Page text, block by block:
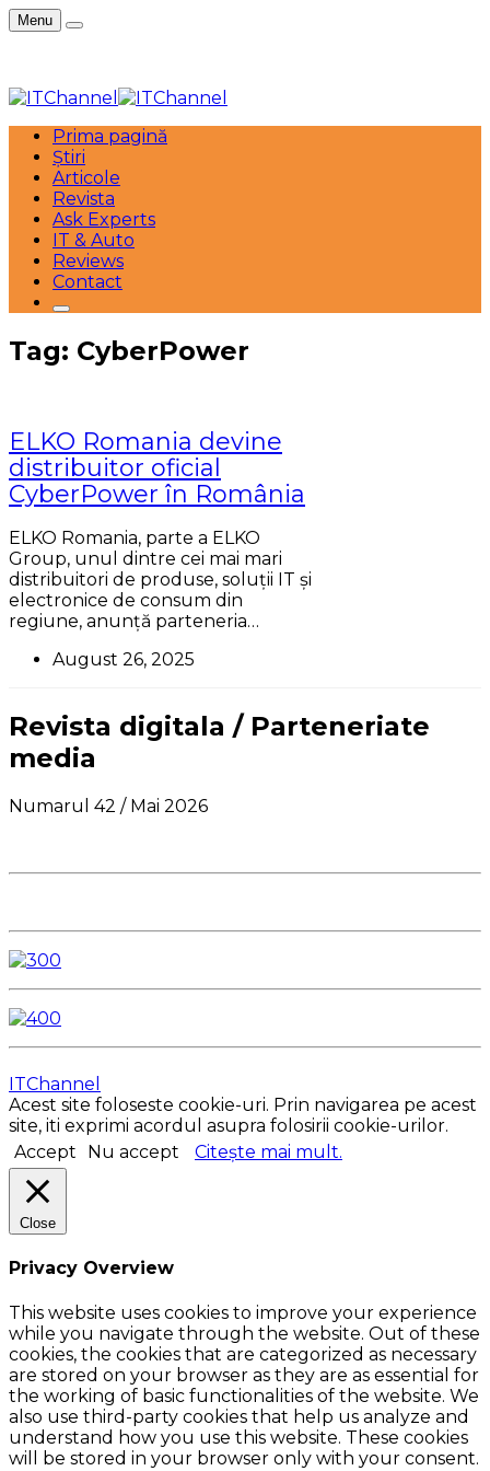
Menu
Prima pagină
Știri
Articole
Revista
Ask Experts
IT & Auto
Reviews
Contact
Tag: CyberPower
ELKO Romania devine
distribuitor oficial
CyberPower în România
ELKO Romania, parte a ELKO
Group, unul dintre cei mai mari
distribuitori de produse, soluții IT și
electronice de consum din
regiune, anunță parteneria…
August 26, 2025
Revista digitala / Parteneriate
media
Numarul 42 / Mai 2026
ITChannel
Acest site foloseste cookie-uri. Prin navigarea pe acest
site, iti exprimi acordul asupra folosirii cookie-urilor.
Accept
Nu accept Citește mai mult.
Close
Privacy Overview
This website uses cookies to improve your experience
while you navigate through the website. Out of these
cookies, the cookies that are categorized as necessary
are stored on your browser as they are as essential for
the working of basic functionalities of the website. We
also use third-party cookies that help us analyze and
understand how you use this website. These cookies
will be stored in your browser only with your consent.